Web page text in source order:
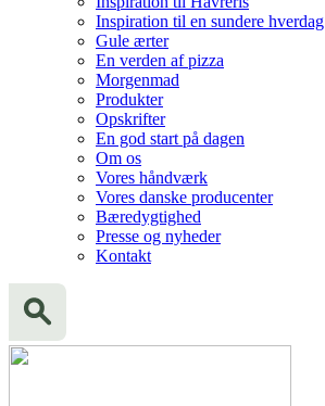
Inspiration til en sundere hverdag
Gule ærter
En verden af pizza
Morgenmad
Produkter
Opskrifter
En god start på dagen
Om os
Vores håndværk
Vores danske producenter
Bæredygtighed
Presse og nyheder
Kontakt